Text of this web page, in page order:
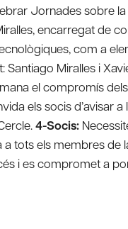
Jornades sobre
encarregat de
com a
Santiago Miralles i
el compromís
els socis d’avisar
4-Socis:
a tots els membres
i es compromet a